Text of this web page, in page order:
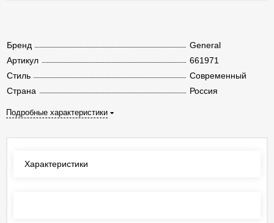
Бренд
General
Артикул
661971
Стиль
Современный
Страна
Россия
Подробные характеристики
Характеристики